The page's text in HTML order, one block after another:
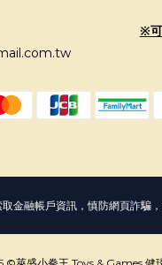
※
金融帳戶資訊，慎防網頁詐騙